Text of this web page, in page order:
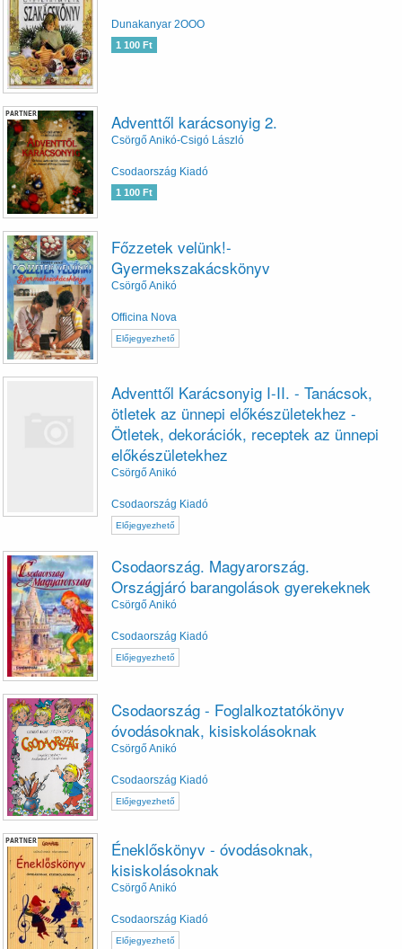
Dunakanyar 2OOO
1 100 Ft
PARTNER Adventtől karácsonyig 2.
Csörgő Anikó-Csigó László
Csodaország Kiadó
1 100 Ft
Főzzetek velünk!-
Gyermekszakácskönyv
Csörgő Anikó
Officina Nova
Előjegyezhető
Adventtől Karácsonyig I-II. - Tanácsok,
ötletek az ünnepi előkészületekhez -
Ötletek, dekorációk, receptek az ünnepi
előkészületekhez
Csörgő Anikó
Csodaország Kiadó
Előjegyezhető
Csodaország. Magyarország.
Országjáró barangolások gyerekeknek
Csörgő Anikó
Csodaország Kiadó
Előjegyezhető
Csodaország - Foglalkoztatókönyv
óvodásoknak, kisiskolásoknak
Csörgő Anikó
Csodaország Kiadó
Előjegyezhető
PARTNER
Éneklőskönyv - óvodásoknak,
kisiskolásoknak
Csörgő Anikó
Csodaország Kiadó
Előjegyezhető